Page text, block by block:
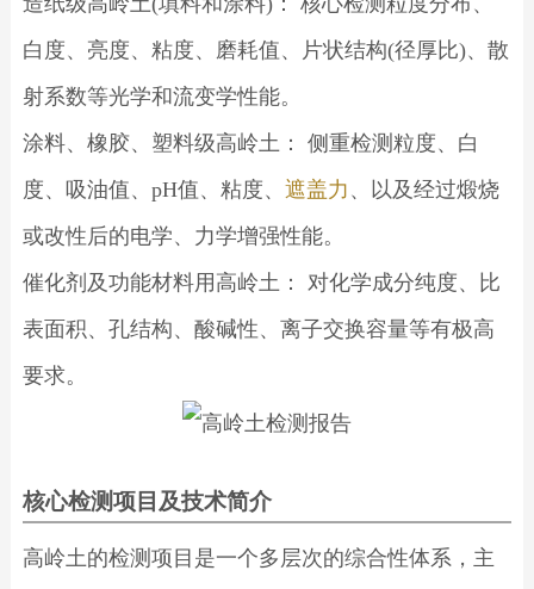
白度、亮度、粘度、磨耗值、片状结构(径厚比)、散
射系数等光学和流变学性能。
涂料、橡胶、塑料级高岭土： 侧重检测粒度、白
度、吸油值、pH值、粘度、 遮盖力 、以及经过煅烧
或改性后的电学、力学增强性能。
催化剂及功能材料用高岭土： 对化学成分纯度、比
表面积、孔结构、酸碱性、离子交换容量等有极高
要求。
核心检测项目及技术简介
高岭土的检测项目是一个多层次的综合性体系，主